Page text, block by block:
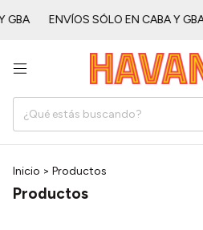
ㅤㅤㅤ ENVÍOS SÓLO EN CABA Y GBAㅤㅤㅤㅤㅤ
Inicio > Productos
Productos